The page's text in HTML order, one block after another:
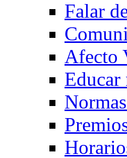
Falar
Afecto
Educar